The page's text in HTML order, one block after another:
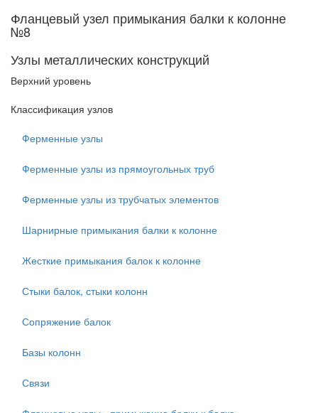
Фланцевый узел примыкания балки к колонне
№8
Узлы металлических конструкций
Верхний уровень
Классификация узлов
Ферменные узлы
Ферменные узлы из прямоугольных труб
Ферменные узлы из трубчатых элементов
Шарнирные примыкания балки к колонне
Жесткие примыкания балок к колонне
Стыки балок, стыки колонн
Сопряжение балок
Базы колонн
Связи